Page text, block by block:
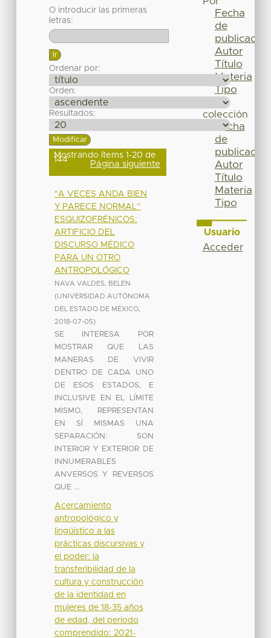
O introducir las primeras
letras:
Ordenar por:
Orden:
Resultados:
Mostrando ítems 1-20 de
144 Página siguiente
"A VECES ANDA BIEN
Y PARECE NORMAL”
ESQUIZOFRÉNICOS:
ARTIFICIO DEL
DISCURSO MÉDICO
PARA UN OTRO
ANTROPOLÓGICO
NAVA VALDES, BELEN
(UNIVERSIDAD AUTÓNOMA
DEL ESTADO DE MÉXICO,
2018-07-05)
SE INTERESA POR
MOSTRAR QUE LAS
MANERAS DE VIVIR
DENTRO DE CADA UNO
DE ESOS ESTADOS, E
INCLUSIVE EN EL LÍMITE
MISMO, REPRESENTAN
EN SÍ MISMAS UNA
SEPARACIÓN: SON
INTERIOR Y EXTERIOR DE
INNUMERABLES
ANVERSOS Y REVERSOS
QUE ...
Acercamiento
antropológico y
lingüístico a las
prácticas discursivas y
el poder: la
transferibilidad de la
cultura y construcción
de la identidad en
mujeres de 18-35 años
de edad, del periodo
comprendido: 2021-
Fecha
de
publicación
Autor
Título
Materia
Tipo
colección
Fecha
de
publicación
Autor
Título
Materia
Tipo
Usuario
Acceder